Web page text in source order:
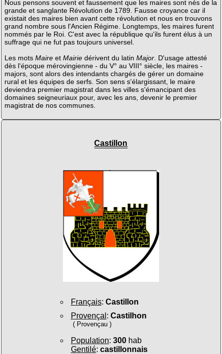
Nous pensons souvent et faussement que les maires sont nés de la
grande et sanglante Révolution de 1789. Fausse croyance car il
existait des maires bien avant cette révolution et nous en trouvons
grand nombre sous l'Ancien Régime. Longtemps, les maires furent
nommés par le Roi. C'est avec la république qu'ils furent élus à un
suffrage qui ne fut pas toujours universel.
Les mots Maireet Mairiedérivent du latin Major. D'usage attesté
dès l'époque mérovingienne - du V° au VIII° siècle, les maires -
majors, sont alors des intendants chargés de gérer un domaine
rural et les équipes de serfs. Son sens s'élargissant, le maire
deviendra premier magistrat dans les villes s'émancipant des
domaines seigneuriaux pour, avec les ans, devenir le premier
magistrat de nos communes.
Castillon
Français: Castillon
Provençal : Castilhon
( Provençau )
Population: 300hab
Gentilé: castillonnais